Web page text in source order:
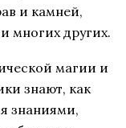
и камней,
многих других.
магии и
знают, как
знаниями,